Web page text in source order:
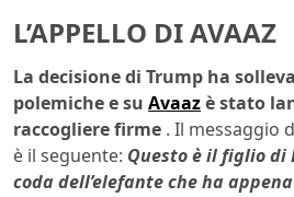
L’APPELLO DI AVAAZ
La decisione di Trump ha
polemiche e su Avaazè stato
raccogliere firme . Il messaggio
è il seguente: Questo è il figlio di
coda dell’elefante che ha